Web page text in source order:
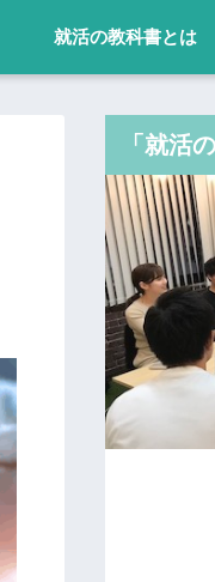
就活の教科書とは
「就活